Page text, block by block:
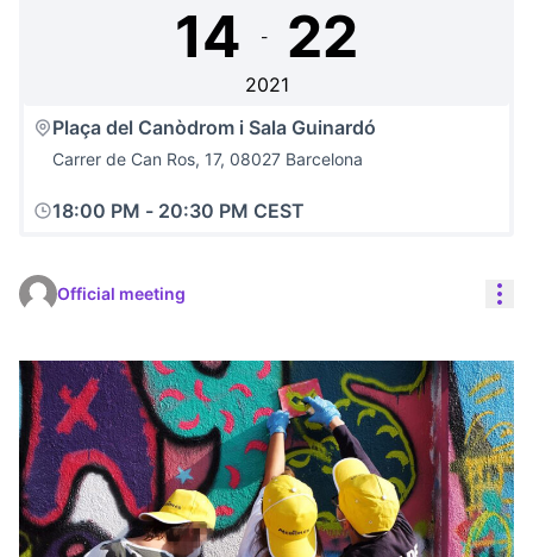
14 - 22
2021
Plaça del Canòdrom i Sala Guinardó
Carrer de Can Ros, 17, 08027 Barcelona
18:00 PM - 20:30 PM CEST
Official meeting